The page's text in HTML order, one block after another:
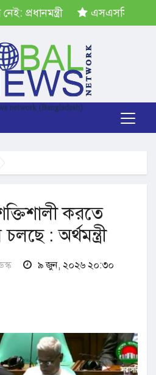
প্রধানমন্ত্রী এসএসসির ফল
করতে
: অর্থমন্ত্রী
৯ জুন, ২০২৬ ২০:৩০